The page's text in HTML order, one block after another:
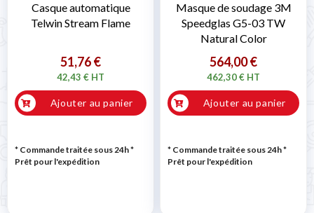
Casque automatique
Telwin Stream Flame
51,76 €
42,43 € HT
Ajouter au panier
* Commande traitée sous 24h*
Prêt pour l'expédition
Masque de soudage 3M
Speedglas G5-03 TW
Natural Color
564,00 €
462,30 € HT
Ajouter au panier
* Commande traitée sous 24h*
Prêt pour l'expédition